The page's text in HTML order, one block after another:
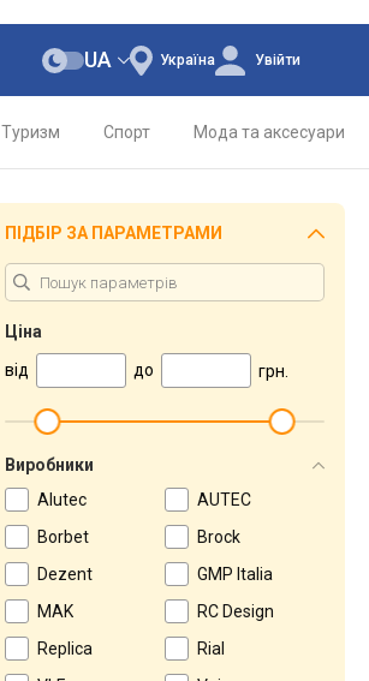
Україна
UA Увійти
Туризм Спорт Мода та аксесуари
ПІДБІР ЗА ПАРАМЕТРАМИ
Ціна
від
до грн.
Виробники
Alutec
AUTEC
Borbet
Brock
Dezent
GMP Italia
MAK
RC Design
Replica
Rial